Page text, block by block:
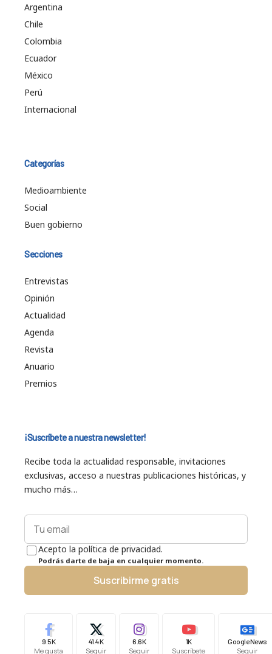
Argentina
Chile
Colombia
Ecuador
México
Perú
Internacional
Categorías
Medioambiente
Social
Buen gobierno
Secciones
Entrevistas
Opinión
Actualidad
Agenda
Revista
Anuario
Premios
¡Suscríbete a nuestra newsletter!
Recibe toda la actualidad responsable, invitaciones
exclusivas, acceso a nuestras publicaciones históricas, y
mucho más…
Acepto la política de privacidad.
Podrás darte de baja en cualquier momento.
Suscribirme gratis
9.5K
Me gusta
41.4K
Seguir
6.6K
Seguir
1K
Suscríbete
Google News
Seguir